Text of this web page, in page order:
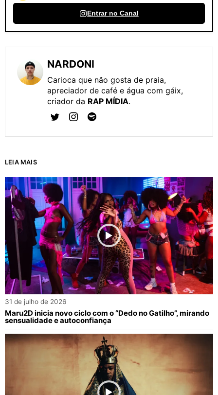
Entrar no Canal
NARDONI
Carioca que não gosta de praia,
apreciador de café e água com gáix,
criador da RAP MÍDIA.
LEIA MAIS
31 de julho de 2026
Maru2D inicia novo ciclo com o “Dedo no Gatilho”, mirando
sensualidade e autoconfiança